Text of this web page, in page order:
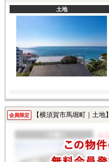
土地
会員限定 【横須賀市馬堀町｜土地】